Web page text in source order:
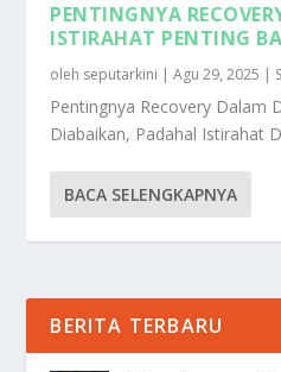
PENTINGNYA
ISTIRAHAT PENTING
oleh seputarkini |Agu 29, 2025 |
Pentingnya Recovery Dalam
Diabaikan, Padahal Istirahat
BACA SELENGKAPNYA
BERITA TERBARU